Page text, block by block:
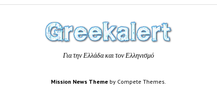
Για την Ελλάδα και τον Ελληνισμό
Mission News Theme by Compete Themes.